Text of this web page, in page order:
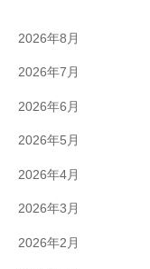
2026年8月
2026年7月
2026年6月
2026年5月
2026年4月
2026年3月
2026年2月